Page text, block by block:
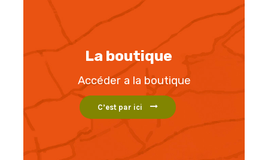
La boutique
Accéder a la boutique
C’est par ici